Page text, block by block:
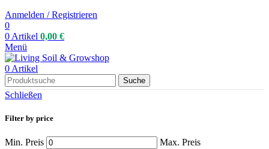
Anmelden / Registrieren
0
0 Artikel 0,00 €
Menü
0 Artikel
Suche
Schließen
Filter by price
Min. Preis Max. Preis